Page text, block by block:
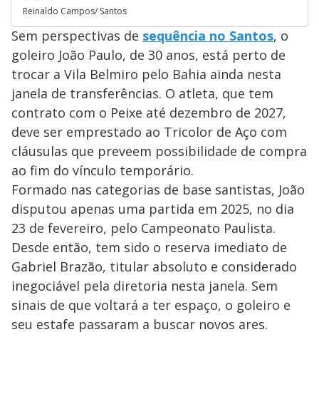
Reinaldo Campos/ Santos
Sem perspectivas de sequência no Santos, o
goleiro João Paulo, de 30 anos, está perto de
trocar a Vila Belmiro pelo Bahia ainda nesta
janela de transferências. O atleta, que tem
contrato com o Peixe até dezembro de 2027,
deve ser emprestado ao Tricolor de Aço com
cláusulas que preveem possibilidade de compra
ao fim do vínculo temporário.
Formado nas categorias de base santistas, João
disputou apenas uma partida em 2025, no dia
23 de fevereiro, pelo Campeonato Paulista.
Desde então, tem sido o reserva imediato de
Gabriel Brazão, titular absoluto e considerado
inegociável pela diretoria nesta janela. Sem
sinais de que voltará a ter espaço, o goleiro e
seu estafe passaram a buscar novos ares.